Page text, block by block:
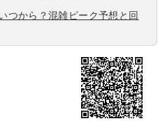
つから？混雑ピーク予想と回